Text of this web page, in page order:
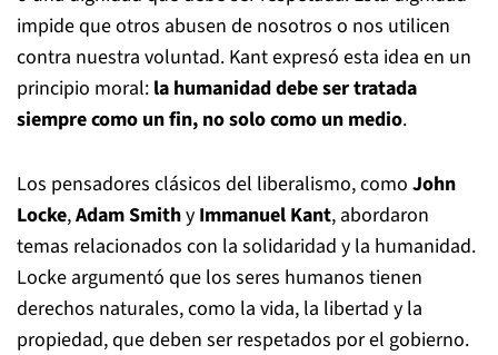
impide que otros abusen de nosotros o nos utilicen
contra nuestra voluntad. Kant expresó esta idea en un
principio moral: la humanidad debe ser tratada
siempre como un fin, no solo como un medio.
Los pensadores clásicos del liberalismo, como John
Locke,Adam Smithy Immanuel Kant, abordaron
temas relacionados con la solidaridad y la humanidad.
Locke argumentó que los seres humanos tienen
derechos naturales, como la vida, la libertad y la
propiedad, que deben ser respetados por el gobierno.